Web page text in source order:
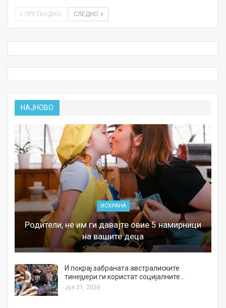
ПРЕТХОДНО СЛЕДНО
НАЈНОВО
ИСХРАНА
Родители, не им ги давајте овие 5 намирници
на вашите деца
И покрај забраната австралиските
тинејџери ги користат социјалните…
Јул 31, 2026